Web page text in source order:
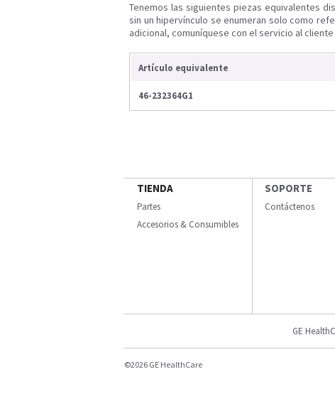
Tenemos las siguientes piezas equivalentes
sin un hipervínculo se enumeran solo como
adicional, comuníquese con el servicio al cliente
Artículo equivalente
46-232364G1
TIENDA
Partes
Accesorios & Consumibles
SOPORTE
Contáctenos
GE
©2026 GE HealthCare